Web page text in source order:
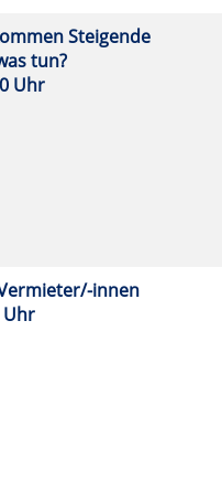
Steigende
tun?
Uhr
innen
Uhr